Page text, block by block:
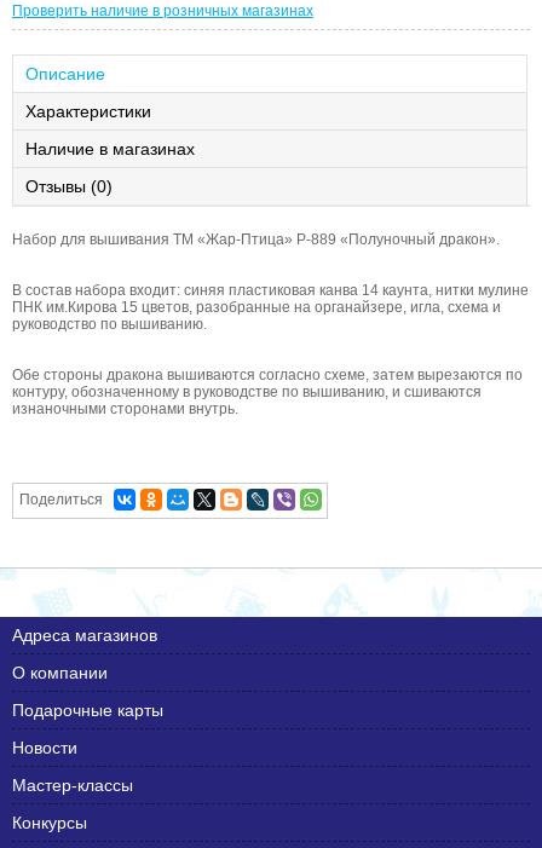
Проверить наличие в розничных магазинах
Описание
Характеристики
Наличие в магазинах
Отзывы (0)
Набор для вышивания ТМ «Жар-Птица» Р-889 «Полуночный дракон».
В состав набора входит: синяя пластиковая канва 14 каунта, нитки мулине
ПНК им.Кирова 15 цветов, разобранные на органайзере, игла, схема и
руководство по вышиванию.
Обе стороны дракона вышиваются согласно схеме, затем вырезаются по
контуру, обозначенному в руководстве по вышиванию, и сшиваются
изнаночными сторонами внутрь.
Поделиться
Адреса магазинов
О компании
Подарочные карты
Новости
Мастер-классы
Конкурсы